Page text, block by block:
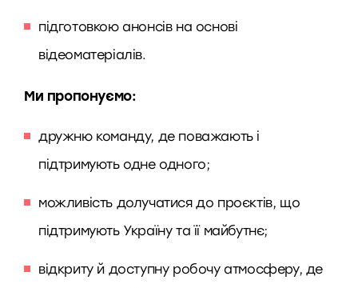
підготовкою анонсів на основі
відеоматеріалів.
Ми пропонуємо:
дружню команду, де поважають і
підтримують одне одного;
можливість долучатися до проєктів, що
підтримують Україну та її майбутнє;
відкриту й доступну робочу атмосферу, де